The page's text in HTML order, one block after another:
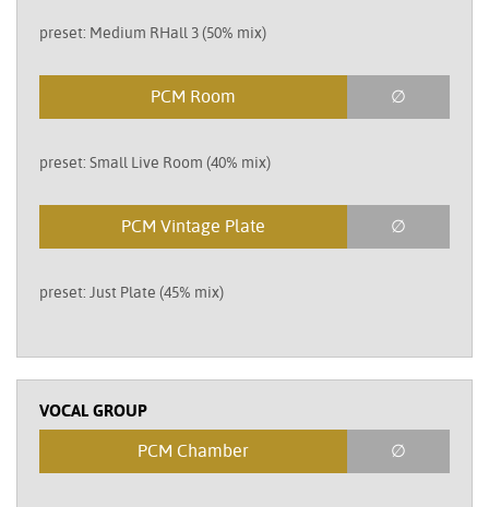
preset: Medium RHall 3 (50% mix)
PCM Room ∅
preset: Small Live Room (40% mix)
PCM Vintage Plate ∅
preset: Just Plate (45% mix)
VOCAL GROUP
PCM Chamber ∅